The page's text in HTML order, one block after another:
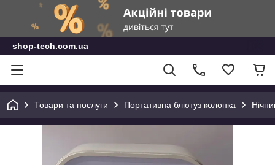
shop-tech.com.ua
Товари та послуги Портативна блютуз колонка